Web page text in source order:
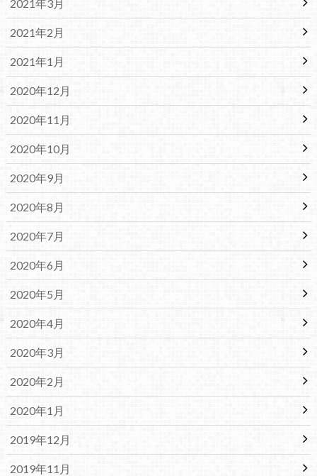
2021年3月
2021年2月
2021年1月
2020年12月
2020年11月
2020年10月
2020年9月
2020年8月
2020年7月
2020年6月
2020年5月
2020年4月
2020年3月
2020年2月
2020年1月
2019年12月
2019年11月